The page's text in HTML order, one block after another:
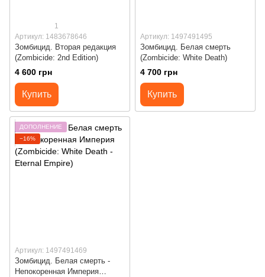
1
Артикул: 1483678646
Зомбицид. Вторая редакция
(Zombicide: 2nd Edition)
4 600 грн
Купить
Артикул: 1497491495
Зомбицид. Белая смерть
(Zombicide: White Death)
4 700 грн
Купить
ДОПОЛНЕНИЕ
−16%
Артикул: 1497491469
Зомбицид. Белая смерть -
Непокоренная Империя